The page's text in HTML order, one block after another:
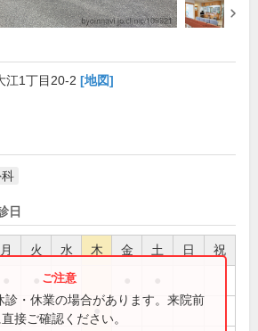
江1丁目20-2 [地図]
日
月 火 水 木 金 土 日 祝
●
●
診・休業の場合があります。来院前
接ご確認ください。